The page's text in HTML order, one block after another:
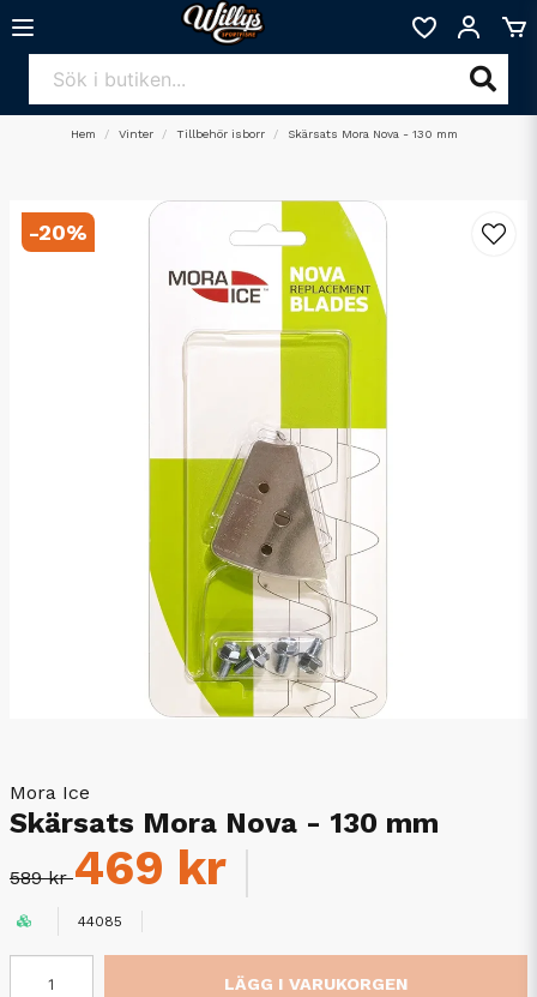
Hem Vinter Tillbehör isborr Skärsats Mora Nova - 130 mm
-20%
Mora Ice
Skärsats Mora Nova - 130 mm
589 kr469 kr
44085
LÄGG I VARUKORGEN